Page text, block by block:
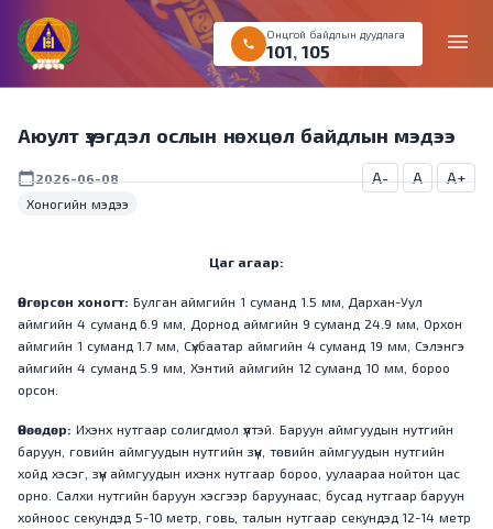
menu
call
Онцгой байдлын дуудлага
101 ,105
Аюулт үзэгдэл ослын нөхцөл байдлын мэдээ
calendar_today2026-06-08
Хоногийн мэдээ
A- A A+
Цаг агаар:
Өнгөрсөн хоногт: Булган аймгийн 1 суманд 1.5 мм, Дархан-Уул
аймгийн 4 суманд 6.9 мм, Дорнод аймгийн 9 суманд 24.9 мм, Орхон
аймгийн 1 суманд 1.7 мм, Сүхбаатар аймгийн 4 суманд 19 мм, Сэлэнгэ
аймгийн 4 суманд 5.9 мм, Хэнтий аймгийн 12 суманд 10 мм, бороо
орсон.
Өнөөдөр: Ихэнх нутгаар солигдмол үүлтэй. Баруун аймгуудын нутгийн
баруун, говийн аймгуудын нутгийн зүүн, төвийн аймгуудын нутгийн
хойд хэсэг, зүүн аймгуудын ихэнх нутгаар бороо, уулаараа нойтон цас
орно. Салхи нутгийн баруун хэсгээр баруунаас, бусад нутгаар баруун
хойноос секундэд 5-10 метр, говь, талын нутгаар секундэд 12-14 метр